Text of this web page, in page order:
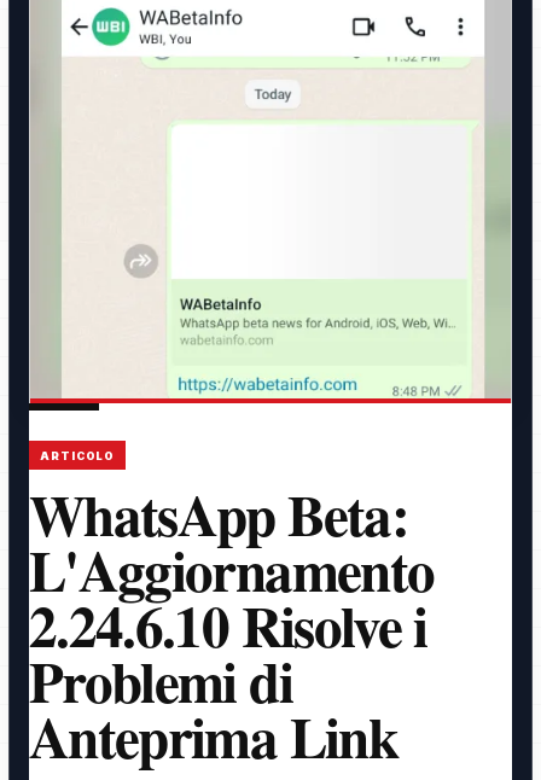
ARTICOLO
WhatsApp Beta:
L'Aggiornamento
2.24.6.10 Risolve i
Problemi di
Anteprima Link